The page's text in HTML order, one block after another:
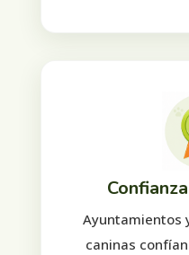
Ayuntamientos
caninas